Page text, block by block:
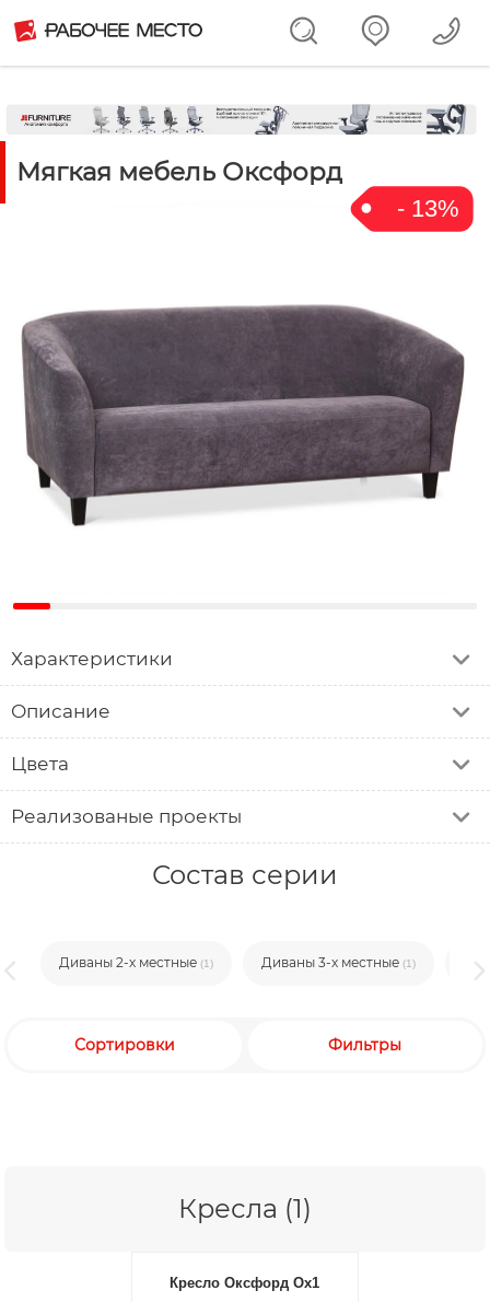
- 13%
Мягкая мебель Оксфорд
Характеристики
Описание
Цвета
Реализованые проекты
Состав серии
Диваны 2-х местные(1) Диваны 3-х местные(1)
Сортировки Фильтры
Кресла (1)
Кресло Оксфорд Ox1